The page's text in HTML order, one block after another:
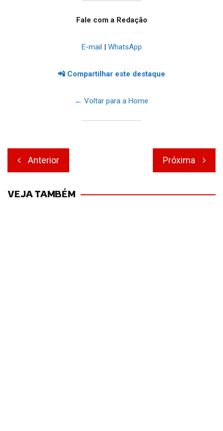
Fale com a Redação
E-mail | WhatsApp
📲 Compartilhar este destaque
← Voltar para a Home
Navegação
de
Anterior Próxima
VEJA TAMBÉM